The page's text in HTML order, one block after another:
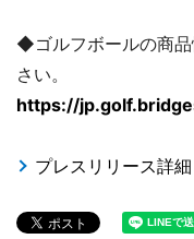
◆ゴルフボールの商
さい。
https://
プレスリリース詳細